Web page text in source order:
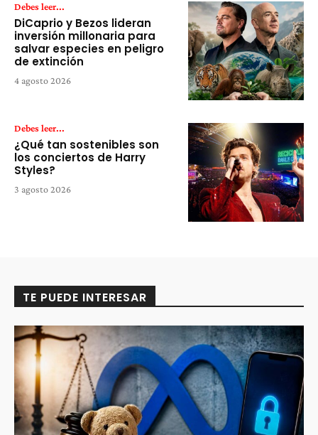
Debes leer...
DiCaprio y Bezos lideran
inversión millonaria para
salvar especies en peligro
de extinción
4 agosto 2026
Debes leer...
¿Qué tan sostenibles son
los conciertos de Harry
Styles?
3 agosto 2026
TE PUEDE INTERESAR